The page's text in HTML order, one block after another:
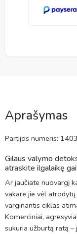
Aprašymas
Partijos numeris:
Gilaus valymo
atraskite ilgalaikę
Ar jaučiate nuovargį
vakare jie vėl
varginantis ciklas
Komerciniai,
sukuria užburtą ratą